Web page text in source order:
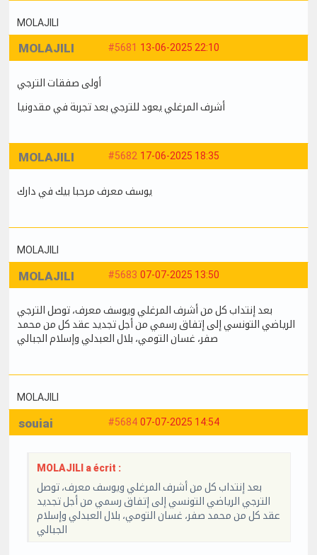
MOLAJILI
#5681 13-06-2025 22:10
MOLAJILI
أولى صفقات الترجي
أشرف المرغلي يعود للترجي بعد تجربة في مقدونيا
#5682 17-06-2025 18:35
MOLAJILI
يوسف معرف مرحبا بيك في دارك
MOLAJILI
#5683 07-07-2025 13:50
MOLAJILI
بعد إنتداب كل من أشرف المرغلي ويوسف معرف، توصل الترجي
الرياضي التونسي إلى إتفاق رسمي من أجل تجديد عقد كل من محمد
صفر، غسان التومي، بلال العبدلي وإسلام الجبالي
MOLAJILI
#5684 07-07-2025 14:54
souiai
MOLAJILI a écrit :
بعد إنتداب كل من أشرف المرغلي ويوسف معرف، توصل
الترجي الرياضي التونسي إلى إتفاق رسمي من أجل تجديد
عقد كل من محمد صفر، غسان التومي، بلال العبدلي وإسلام
الجبالي